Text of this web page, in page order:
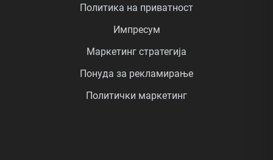
Политика на приватност
Импресум
Маркетинг стратегија
Понуда за рекламирање
Политички маркетинг